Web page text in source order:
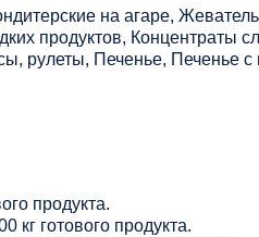
на агаре,
продуктов, Концентраты
рулеты, Печенье, Печенье
продукта.
кг готового продукта.